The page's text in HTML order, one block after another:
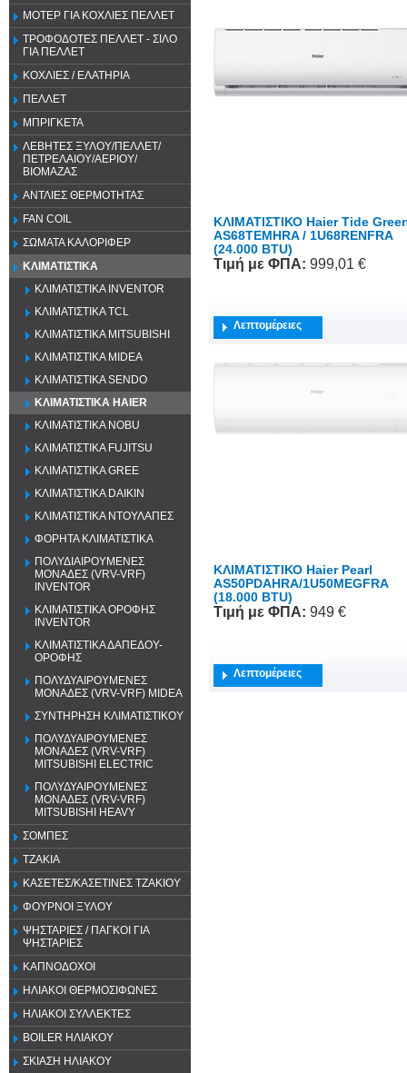
ΜΟΤΕΡ ΓΙΑ ΚΟΧΛΙΕΣ ΠΕΛΛΕΤ
ΤΡΟΦΟΔΟΤΕΣ ΠΕΛΛΕΤ - ΣΙΛΟ
ΓΙΑ ΠΕΛΛΕΤ
ΚΟΧΛΙΕΣ / ΕΛΑΤΗΡΙΑ
ΠΕΛΛΕΤ
ΜΠΡΙΓΚΕΤΑ
ΛΕΒΗΤΕΣ ΞΥΛΟΥ/ΠΕΛΛΕΤ/
ΠΕΤΡΕΛΑΙΟΥ/ΑΕΡΙΟΥ/
ΒΙΟΜΑΖΑΣ
ΑΝΤΛΙΕΣ ΘΕΡΜΟΤΗΤΑΣ
FAN COIL
ΣΩΜΑΤΑ ΚΑΛΟΡΙΦΕΡ
ΚΛΙΜΑΤΙΣΤΙΚΑ
ΚΛΙΜΑΤΙΣΤΙΚΑ INVENTOR
ΚΛΙΜΑΤΙΣΤΙΚΑ TCL
ΚΛΙΜΑΤΙΣΤΙΚΑ MITSUBISHI
ΚΛΙΜΑΤΙΣΤΙΚΑ MIDEA
ΚΛΙΜΑΤΙΣΤΙΚΑ SENDO
ΚΛΙΜΑΤΙΣΤΙΚΑ HAIER
ΚΛΙΜΑΤΙΣΤΙΚΑ NOBU
ΚΛΙΜΑΤΙΣΤΙΚΑ FUJITSU
ΚΛΙΜΑΤΙΣΤΙΚΑ GREE
ΚΛΙΜΑΤΙΣΤΙΚΑ DAIKIN
ΚΛΙΜΑΤΙΣΤΙΚΑ ΝΤΟΥΛΑΠΕΣ
ΦΟΡΗΤΑ ΚΛΙΜΑΤΙΣΤΙΚΑ
ΠΟΛΥΔΙΑΙΡΟΥΜΕΝΕΣ
ΜΟΝΑΔΕΣ (VRV-VRF)
INVENTOR
ΚΛΙΜΑΤΙΣΤΙΚΑ ΟΡΟΦΗΣ
INVENTOR
ΚΛΙΜΑΤΙΣΤΙΚΑ ΔΑΠΕΔΟΥ-
ΟΡΟΦΗΣ
ΠΟΛΥΔΥΑΙΡΟΥΜΕΝΕΣ
ΜΟΝΑΔΕΣ (VRV-VRF) MIDEA
ΣΥΝΤΗΡΗΣΗ ΚΛΙΜΑΤΙΣΤΙΚΟΥ
ΠΟΛΥΔΥΑΙΡΟΥΜΕΝΕΣ
ΜΟΝΑΔΕΣ (VRV-VRF)
MITSUBISHI ELECTRIC
ΠΟΛΥΔΥΑΙΡΟΥΜΕΝΕΣ
ΜΟΝΑΔΕΣ (VRV-VRF)
MITSUBISHI HEAVY
ΣΟΜΠΕΣ
ΤΖΑΚΙΑ
ΚΑΣΕΤΕΣ/ΚΑΣΕΤΙΝΕΣ ΤΖΑΚΙΟΥ
ΦΟΥΡΝΟΙ ΞΥΛΟΥ
ΨΗΣΤΑΡΙΕΣ / ΠΑΓΚΟΙ ΓΙΑ
ΨΗΣΤΑΡΙΕΣ
ΚΑΠΝΟΔΟΧΟΙ
ΗΛΙΑΚΟΙ ΘΕΡΜΟΣΙΦΩΝΕΣ
ΗΛΙΑΚΟΙ ΣΥΛΛΕΚΤΕΣ
BOILER ΗΛΙΑΚΟΥ
ΣΚΙΑΣΗ ΗΛΙΑΚΟΥ
ΚΛΙΜΑΤΙΣΤΙΚΟ Haier Tide
AS68TEMHRA / 1U68RENFRA
(24.000 BTU)
Τιμή με ΦΠΑ: 999,01 €
Λεπτομέρειες
ΚΛΙΜΑΤΙΣΤΙΚΟ Haier Pearl
AS50PDAHRA/1U50MEGFRA
(18.000 BTU)
Τιμή με ΦΠΑ: 949 €
Λεπτομέρειες